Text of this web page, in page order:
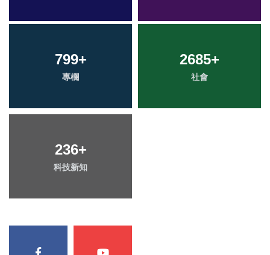
799+
專欄
2685+
社會
236+
科技新知